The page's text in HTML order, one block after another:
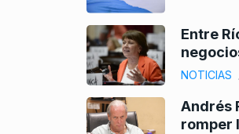
Entre
NOTICIAS
Andrés
romper